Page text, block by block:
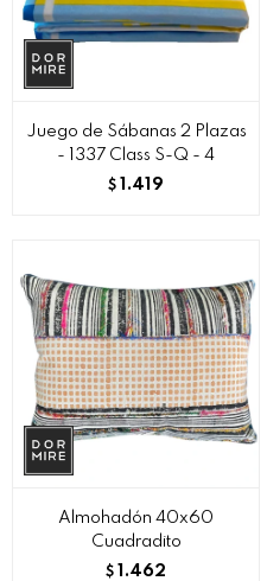
Juego de Sábanas 2 Plazas
- 1337 Class S-Q - 4
$ 1.419
Almohadón 40x60
Cuadradito
$ 1.462